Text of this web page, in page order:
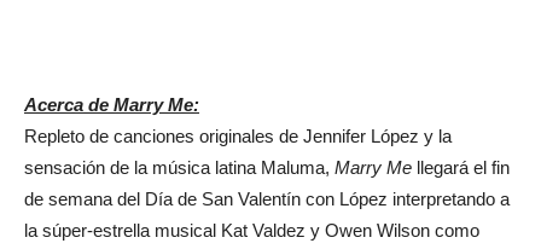
Acerca de Marry Me:
Repleto de canciones originales de Jennifer López y la
sensación de la música latina Maluma, Marry Me llegará el fin
de semana del Día de San Valentín con López interpretando a
la súper-estrella musical Kat Valdez y Owen Wilson como